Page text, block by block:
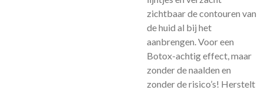
zichtbaar de contouren van
de huid al bij het
aanbrengen. Voor een
Botox-achtig effect, maar
zonder de naalden en
zonder de risico’s! Herstelt